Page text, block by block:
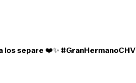
los separe ❤️✨ #GranHermanoCHV